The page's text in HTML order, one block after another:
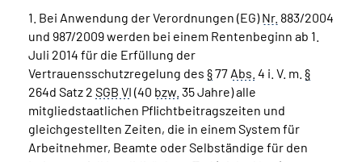
1. Bei Anwendung der Verordnungen (EG)Nr. 883/2004
und 987/2009 werden bei einem Rentenbeginn ab 1.
Juli 2014 für die Erfüllung der
Vertrauensschutzregelung des §77 Abs. 4 i. V. m. §
264d Satz 2 SGB VI (40 bzw. 35 Jahre) alle
mitgliedstaatlichen Pflichtbeitragszeiten und
gleichgestellten Zeiten, die in einem System für
Arbeitnehmer, Beamte oder Selbständige für den